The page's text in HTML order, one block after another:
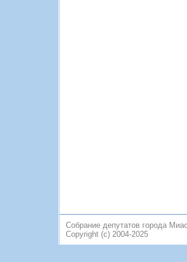
Собрание депутатов города
Copyright (c) 2004-2025